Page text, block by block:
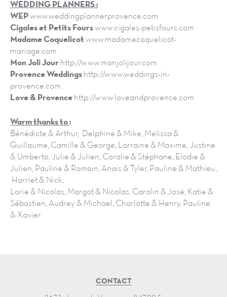
WEDDING PLANNERS :
WEP www.weddingplannerprovence.com
Cigales et Petits Fours www.cigales-petisfours.com
Madame Coquelicot www.madamecoquelicot-
mariage.com
Mon Joli Jour http://www.monjolijour.com
Provence Weddings http://www.weddings-in-
provence.com
Love & Provence http://www.loveandprovence.com
Warm thanks to :
Bénédicte & Arthur, Delphine & Mike, Melissa &
Guillaume, Camille & George, Lorraine & Maxime, Justine
& Umberto, Julie & Julien, Coralie & Stéphane, Elodie &
Julien, Pauline & Romain, Anaïs & Tyler, Pauline & Mathieu,
Harriet & Nick,
Lorie & Nicolas, Margot & Nicolas, Carolin & José, Katie &
Sébastien, Audrey & Michael, Charlotte & Henry, Pauline
& Xavier
CONTACT